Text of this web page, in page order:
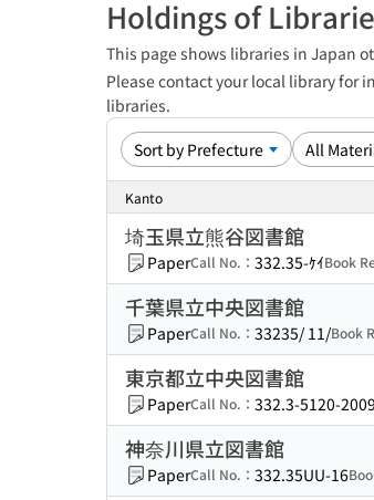
Holdings of
This page shows libraries in Japan
Please contact your local library for
libraries.
Kanto
埼玉県立熊谷図書館
PaperCall No.： 332.35-ｹｲBook
千葉県立中央図書館
PaperCall No.： 33235/ 11/Book
東京都立中央図書館
PaperCall No.： 332.3-5120-2009
神奈川県立図書館
PaperCall No.： 332.35UU-16